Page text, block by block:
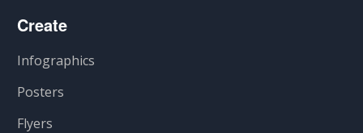
Create
Infographics
Posters
Flyers